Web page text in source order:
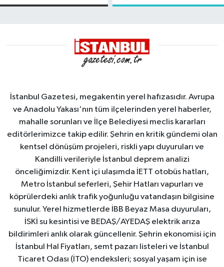
operasyonu
İstanbul Gazetesi, megakentin yerel hafızasıdır. Avrupa
ve Anadolu Yakası'nın tüm ilçelerinden yerel haberler,
mahalle sorunları ve İlçe Belediyesi meclis kararları
editörlerimizce takip edilir. Şehrin en kritik gündemi olan
kentsel dönüşüm projeleri, riskli yapı duyuruları ve
Kandilli verileriyle İstanbul deprem analizi
önceliğimizdir. Kent içi ulaşımda İETT otobüs hatları,
Metro İstanbul seferleri, Şehir Hatları vapurları ve
köprülerdeki anlık trafik yoğunluğu vatandaşın bilgisine
sunulur. Yerel hizmetlerde İBB Beyaz Masa duyuruları,
İSKİ su kesintisi ve BEDAŞ/AYEDAŞ elektrik arıza
bildirimleri anlık olarak güncellenir. Şehrin ekonomisi için
İstanbul Hal Fiyatları, semt pazarı listeleri ve İstanbul
Ticaret Odası (İTO) endeksleri; sosyal yaşam için ise